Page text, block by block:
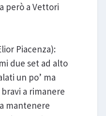
però a Vettori
Piacenza):
due set ad alto
un po’ ma
a rimanere
mantenere